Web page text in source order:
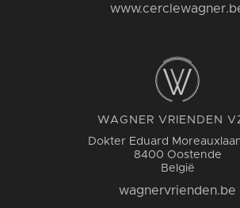
WAGNER VRIENDEN
Dokter Eduard
8400 Oostende
België
wagnervrienden.be